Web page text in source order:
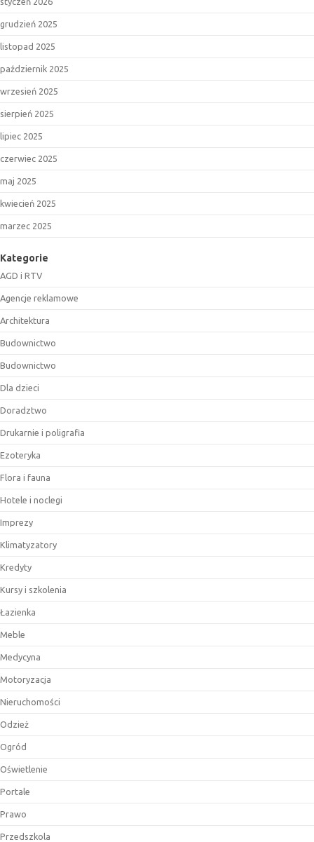
grudzień 2025
listopad 2025
październik 2025
wrzesień 2025
sierpień 2025
lipiec 2025
czerwiec 2025
maj 2025
kwiecień 2025
marzec 2025
Kategorie
AGD i RTV
Agencje reklamowe
Architektura
Budownictwo
Budownictwo
Dla dzieci
Doradztwo
Drukarnie i poligrafia
Ezoteryka
Flora i fauna
Hotele i noclegi
Imprezy
Klimatyzatory
Kredyty
Kursy i szkolenia
Łazienka
Meble
Medycyna
Motoryzacja
Nieruchomości
Odzież
Ogród
Oświetlenie
Portale
Prawo
Przedszkola